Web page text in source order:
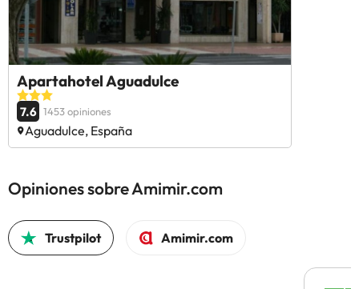
Apartahotel Aguadulce
7.6 1453 opiniones
Aguadulce, España
Opiniones sobre Amimir.com
Trustpilot Amimir.com